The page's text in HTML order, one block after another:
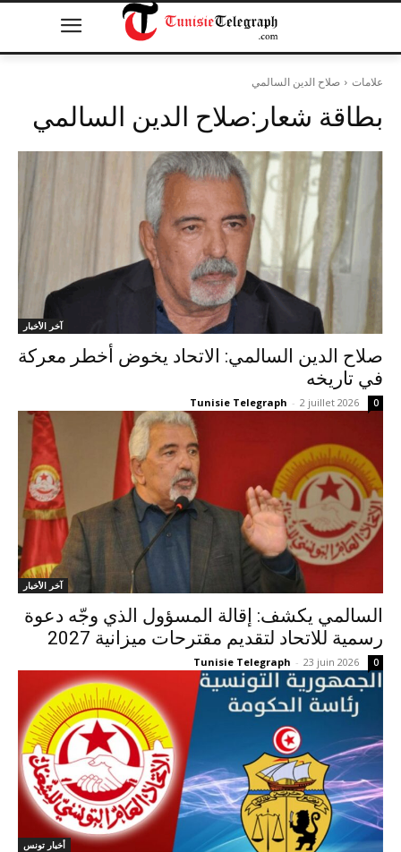
علامات صلاح الدين السالمي
بطاقة شعار:صلاح الدين السالمي
آخر الأخبار
صلاح الدين السالمي: الاتحاد يخوض أخطر معركة
في تاريخه
Tunisie Telegraph - 2 juillet 2026 0
آخر الأخبار
السالمي يكشف: إقالة المسؤول الذي وجّه دعوة
رسمية للاتحاد لتقديم مقترحات ميزانية 2027
Tunisie Telegraph - 23 juin 2026 0
أخبار تونس